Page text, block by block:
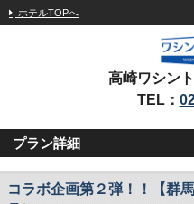
ホテルTOPへ
高崎ワシン
TEL：
プラン詳細
コラボ企画第２弾！！【群